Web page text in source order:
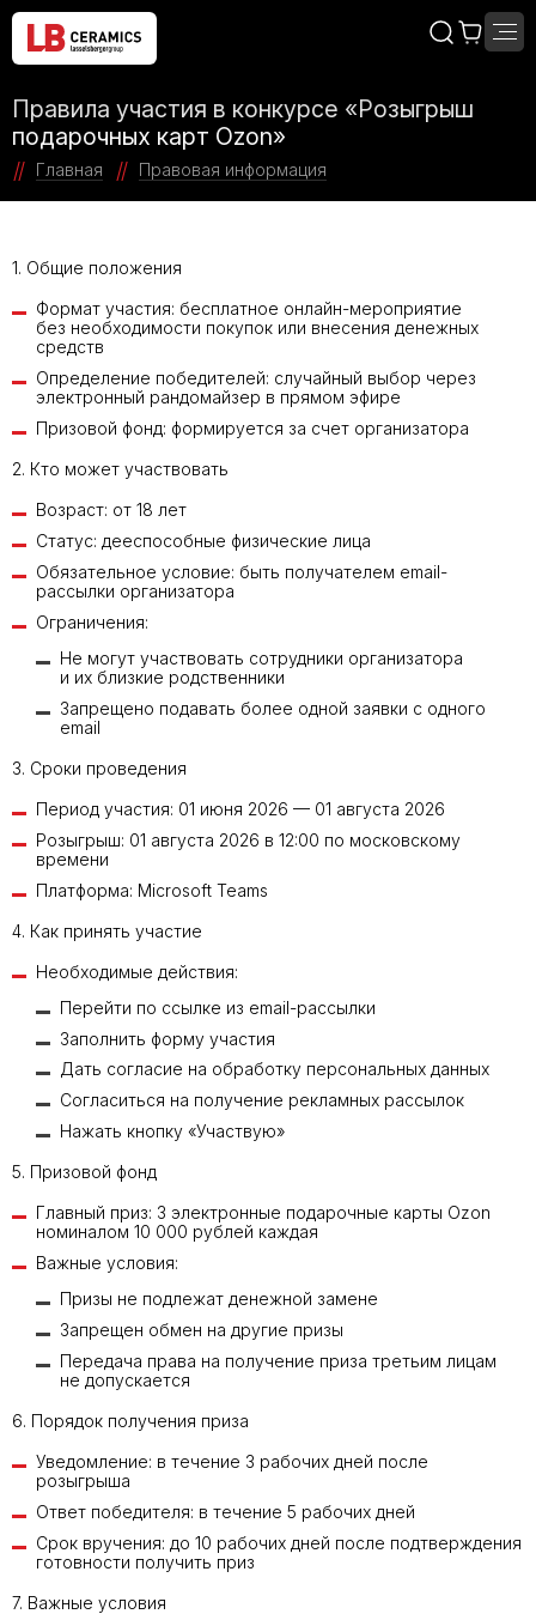
Правила участия в конкурсе «Розыгрыш
подарочных карт Ozon»
Главная Правовая информация
1. Общие положения
Формат участия: бесплатное онлайн-мероприятие
без необходимости покупок или внесения денежных
средств
Определение победителей: случайный выбор через
электронный рандомайзер в прямом эфире
Призовой фонд: формируется за счет организатора
2. Кто может участвовать
Возраст: от 18 лет
Статус: дееспособные физические лица
Обязательное условие: быть получателем email-
рассылки организатора
Ограничения:
Не могут участвовать сотрудники организатора
и их близкие родственники
Запрещено подавать более одной заявки с одного
email
3. Сроки проведения
Период участия: 01 июня 2026 — 01 августа 2026
Розыгрыш: 01 августа 2026 в 12:00 по московскому
времени
Платформа: Microsoft Teams
4. Как принять участие
Необходимые действия:
Перейти по ссылке из email-рассылки
Заполнить форму участия
Дать согласие на обработку персональных данных
Согласиться на получение рекламных рассылок
Нажать кнопку «Участвую»
5. Призовой фонд
Главный приз: 3 электронные подарочные карты Ozon
номиналом 10 000 рублей каждая
Важные условия:
Призы не подлежат денежной замене
Запрещен обмен на другие призы
Передача права на получение приза третьим лицам
не допускается
6. Порядок получения приза
Уведомление: в течение 3 рабочих дней после
розыгрыша
Ответ победителя: в течение 5 рабочих дней
Срок вручения: до 10 рабочих дней после подтверждения
готовности получить приз
7. Важные условия